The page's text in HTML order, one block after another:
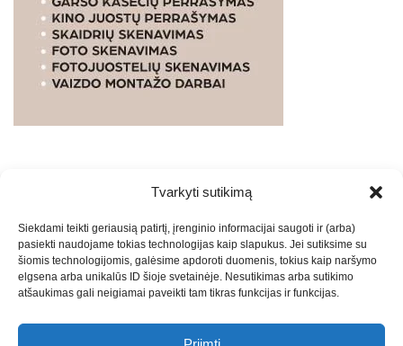
Tvarkyti sutikimą
Siekdami teikti geriausią patirtį, įrenginio informacijai saugoti ir (arba)
pasiekti naudojame tokias technologijas kaip slapukus. Jei sutiksime su
šiomis technologijomis, galėsime apdoroti duomenis, tokius kaip naršymo
elgsena arba unikalūs ID šioje svetainėje. Nesutikimas arba sutikimo
atšaukimas gali neigiamai paveikti tam tikras funkcijas ir funkcijas.
PASLAUGOS. SEO tekstų rašymas, turinio kūrimas,
straipsnių rašymas ir talpinimas į mūsų valdomas
svetaines.2026Armijai.LTTheme: Express News ByAdore
Themes.